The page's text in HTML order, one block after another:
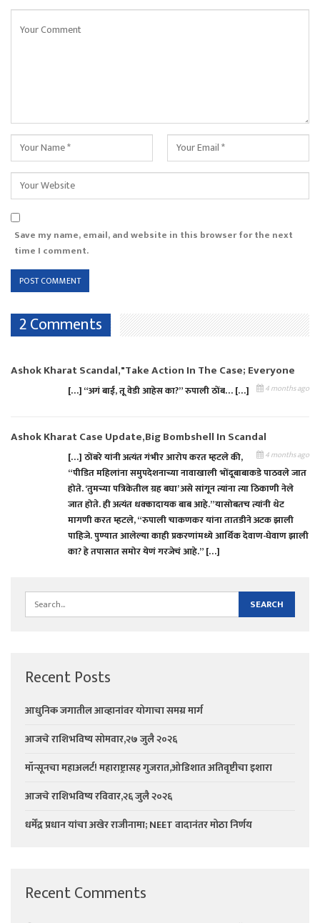
Save my name, email, and website in this browser for the next
time I comment.
2 Comments
Ashok Kharat Scandal,"Take Action In The Case; Everyone
4 months ago
[…] “अगं बाई, तू वेडी आहेस का?” रुपाली ठोंब… […]
Ashok Kharat Case Update,Big Bombshell In Scandal
4 months ago
[…] ठोंबरे यांनी अत्यंत गंभीर आरोप करत म्हटले की,
“पीडित महिलांना समुपदेशनाच्या नावाखाली भोंदूबाबाकडे पाठवले जात
होते. ‘तुमच्या पत्रिकेतील ग्रह बघा’ असे सांगून त्यांना त्या ठिकाणी नेले
जात होते. ही अत्यंत धक्कादायक बाब आहे.”यासोबतच त्यांनी थेट
मागणी करत म्हटले, “रुपाली चाकणकर यांना तातडीने अटक झाली
पाहिजे. पुण्यात आलेल्या काही प्रकरणांमध्ये आर्थिक देवाण-घेवाण झाली
का? हे तपासात समोर येणं गरजेचं आहे.” […]
Recent Posts
आधुनिक जगातील आव्हानांवर योगाचा समग्र मार्ग
आजचे राशिभविष्य सोमवार,२७ जुलै २०२६
मॉन्सूनचा महाअलर्ट! महाराष्ट्रासह गुजरात,ओडिशात अतिवृष्टीचा इशारा
आजचे राशिभविष्य रविवार,२६ जुलै २०२६
धर्मेंद्र प्रधान यांचा अखेर राजीनामा; NEET वादानंतर मोठा निर्णय
Recent Comments